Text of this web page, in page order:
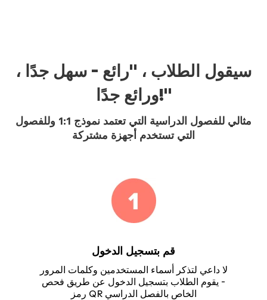
سيقول الطلاب ، "رائع - سهل جدًا ،
ورائع جدًا!"
مثالي للفصول الدراسية التي تعتمد نموذج 1:1 وللفصول
التي تستخدم أجهزة مشتركة
قم بتسجيل الدخول
لا داعي لتذكر أسماء المستخدمين وكلمات المرور
- يقوم الطلاب بتسجيل الدخول عن طريق فحص
رمز QR الخاص بالفصل الدراسي